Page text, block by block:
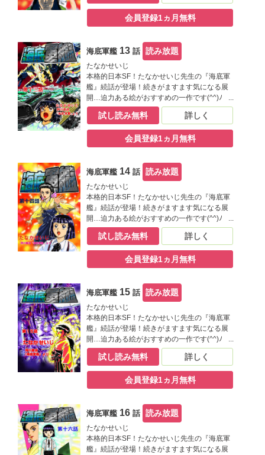
会員登録1ヵ月無料
海底軍艦 13話 読み放題
たなかせいじ
本格的日本SF！たなかせいじ先生の『海底軍
艦』続話が登場！続きがますます気になる展
開…迫力ある絵がおすすめの一作です(^^)ﾉ
試し読み無料 詳しく
会員登録1ヵ月無料
海底軍艦 14話 読み放題
たなかせいじ
本格的日本SF！たなかせいじ先生の『海底軍
艦』続話が登場！続きがますます気になる展
開…迫力ある絵がおすすめの一作です(^^)ﾉ
試し読み無料 詳しく
会員登録1ヵ月無料
海底軍艦 15話 読み放題
たなかせいじ
本格的日本SF！たなかせいじ先生の『海底軍
艦』続話が登場！続きがますます気になる展
開…迫力ある絵がおすすめの一作です(^^)ﾉ
試し読み無料 詳しく
会員登録1ヵ月無料
海底軍艦 16話 読み放題
たなかせいじ
本格的日本SF！たなかせいじ先生の『海底軍
艦』続話が登場！続きがますます気になる展